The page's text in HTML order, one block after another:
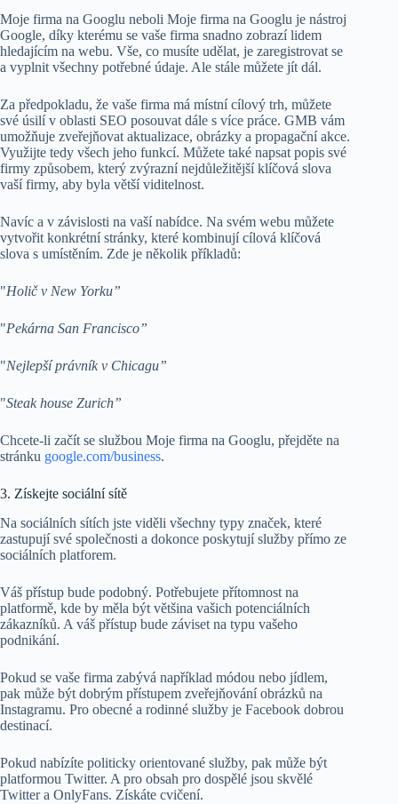
Moje firma na Googlu neboli Moje firma na Googlu je nástroj
Google, díky kterému se vaše firma snadno zobrazí lidem
hledajícím na webu. Vše, co musíte udělat, je zaregistrovat se
a vyplnit všechny potřebné údaje. Ale stále můžete jít dál.
Za předpokladu, že vaše firma má místní cílový trh, můžete
své úsilí v oblasti SEO posouvat dále s více práce. GMB vám
umožňuje zveřejňovat aktualizace, obrázky a propagační akce.
Využijte tedy všech jeho funkcí. Můžete také napsat popis své
firmy způsobem, který zvýrazní nejdůležitější klíčová slova
vaší firmy, aby byla větší viditelnost.
Navíc a v závislosti na vaší nabídce. Na svém webu můžete
vytvořit konkrétní stránky, které kombinují cílová klíčová
slova s ​​umístěním. Zde je několik příkladů:
"Holič v New Yorku”
"Pekárna San Francisco”
"Nejlepší právník v Chicagu”
"Steak house Zurich”
Chcete-li začít se službou Moje firma na Googlu, přejděte na
stránku google.com/business.
3. Získejte sociální sítě
Na sociálních sítích jste viděli všechny typy značek, které
zastupují své společnosti a dokonce poskytují služby přímo ze
sociálních platforem.
Váš přístup bude podobný. Potřebujete přítomnost na
platformě, kde by měla být většina vašich potenciálních
zákazníků. A váš přístup bude záviset na typu vašeho
podnikání.
Pokud se vaše firma zabývá například módou nebo jídlem,
pak může být dobrým přístupem zveřejňování obrázků na
Instagramu. Pro obecné a rodinné služby je Facebook dobrou
destinací.
Pokud nabízíte politicky orientované služby, pak může být
platformou Twitter. A pro obsah pro dospělé jsou skvělé
Twitter a OnlyFans. Získáte cvičení.